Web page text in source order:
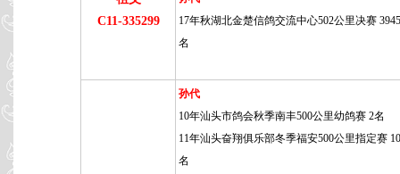
C11-335299
17年秋湖北金楚信鸽交流中心502公里决赛
名
孙代
10年汕头市鸽会秋季南丰500公里幼鸽赛 2名
11年汕头奋翔俱乐部冬季福安500公里指定赛
名